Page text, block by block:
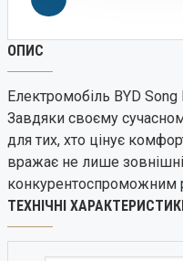
Avatr
ОПИС
Електромобіль BYD Song
Завдяки своєму
для тих, хто цінує
вражає не лише
конкурентоспроможним
ТЕХНІЧНІ